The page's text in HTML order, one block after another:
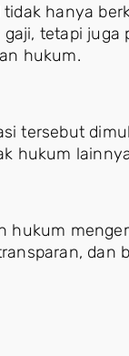
hanya
tetapi
hukum.
tersebut
hukum
hukum
dan